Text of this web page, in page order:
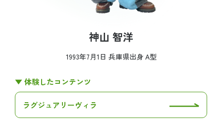
神山 智洋
1993年7月1日 兵庫県出身 A型
▼ 体験したコンテンツ
ラグジュアリーヴィラ